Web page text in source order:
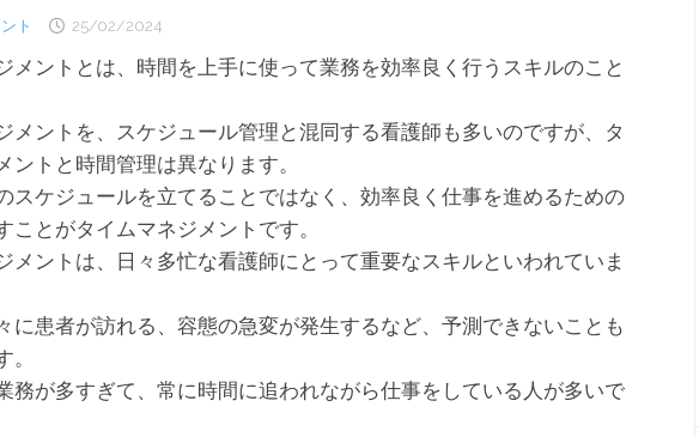
ト 25/02/2024
メントとは、時間を上手に使って業務を効率良く行うスキルのこと
メントを、スケジュール管理と混同する看護師も多いのですが、タ
ントと時間管理は異なります。
スケジュールを立てることではなく、効率良く仕事を進めるための
ことがタイムマネジメントです。
メントは、日々多忙な看護師にとって重要なスキルといわれていま
に患者が訪れる、容態の急変が発生するなど、予測できないことも
。
務が多すぎて、常に時間に追われながら仕事をしている人が多いで